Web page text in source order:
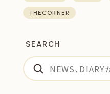
THECORNER
SEARCH